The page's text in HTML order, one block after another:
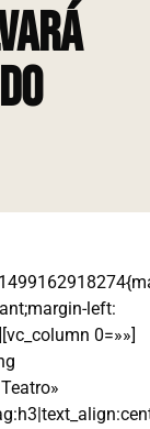
left:
0=»»]